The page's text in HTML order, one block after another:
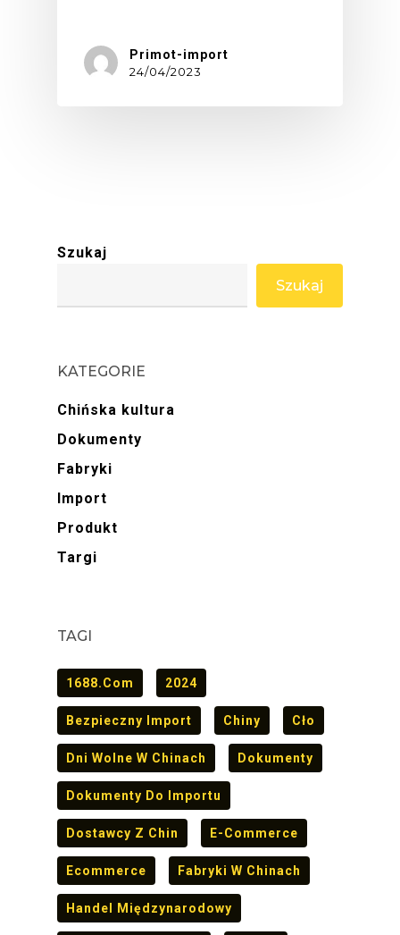
Primot-import
24/04/2023
Szukaj
Szukaj
KATEGORIE
Chińska kultura
Dokumenty
Fabryki
Import
Produkt
Targi
TAGI
1688.com 2024
Bezpieczny Import Chiny Cło
Dni Wolne W Chinach Dokumenty
Dokumenty Do Importu
Dostawcy Z Chin E-Commerce
Ecommerce Fabryki W Chinach
Handel Międzynarodowy